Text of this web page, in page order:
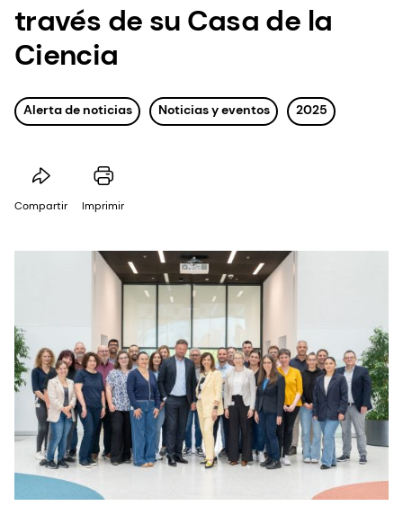
través de su Casa de la
Ciencia
Alerta de noticias Noticias y eventos 2025
Compartir Imprimir